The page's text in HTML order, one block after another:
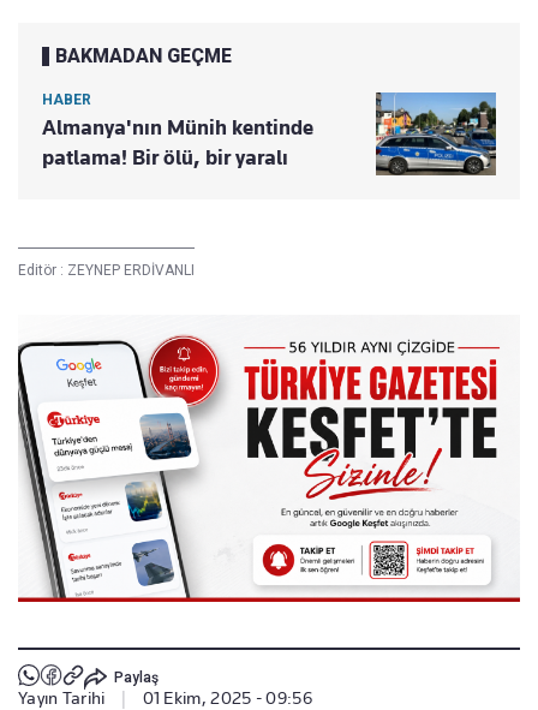
BAKMADAN GEÇME
HABER
Almanya'nın Münih kentinde
patlama! Bir ölü, bir yaralı
Editör : ZEYNEP ERDİVANLI
Paylaş
Yayın Tarihi 01 Ekim, 2025 - 09:56